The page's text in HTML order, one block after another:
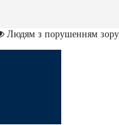
Людям з порушенням зору